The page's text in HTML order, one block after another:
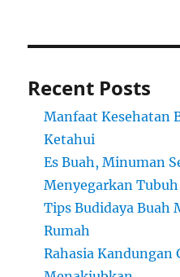
Recent Posts
Manfaat Kesehatan
Ketahui
Es Buah, Minuman
Menyegarkan Tubuh
Tips Budidaya Buah
Rumah
Rahasia Kandungan